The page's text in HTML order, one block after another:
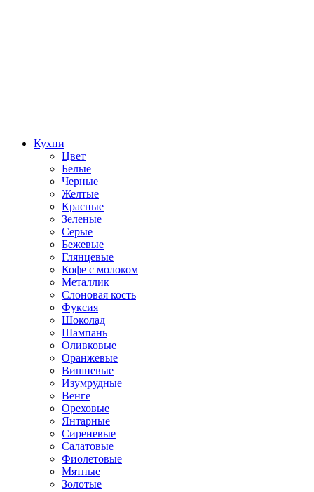
Кухни
Цвет
Белые
Черные
Желтые
Красные
Зеленые
Серые
Бежевые
Глянцевые
Кофе с молоком
Металлик
Слоновая кость
Фуксия
Шоколад
Шампань
Оливковые
Оранжевые
Вишневые
Изумрудные
Венге
Ореховые
Янтарные
Сиреневые
Салатовые
Фиолетовые
Мятные
Золотые